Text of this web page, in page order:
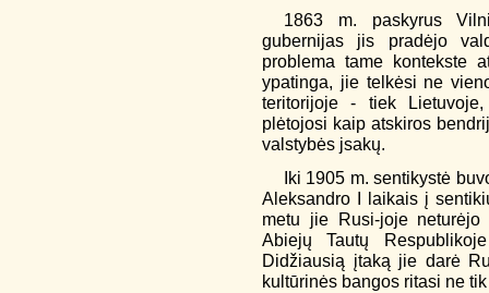
1863 m. paskyrus
gubernijas jis pradėjo
problema tame kontekste
ypatinga, jie telkėsi ne
teritorijoje - tiek
plėtojosi kaip atskiros
valstybės jsakų.
Iki 1905 m. sentikystė
Aleksandro I laikais į
metu jie Rusi-joje
Abiejų Tautų
Didžiausią įtaką jie darė
kultūrinės bangos ritasi ne